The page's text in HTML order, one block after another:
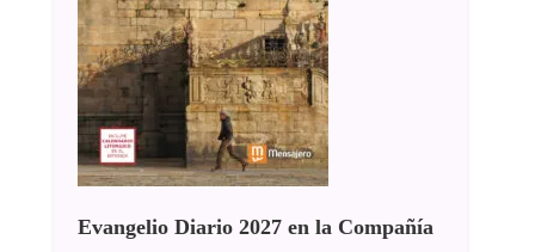
Evangelio Diario 2027 en la Compañía